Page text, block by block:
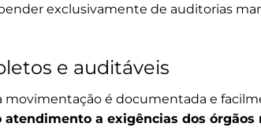
exclusivamente de auditorias
e auditáveis
movimentação é documentada e
a exigências dos órgãos